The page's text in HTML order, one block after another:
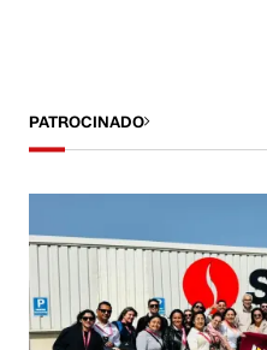
PATROCINADO